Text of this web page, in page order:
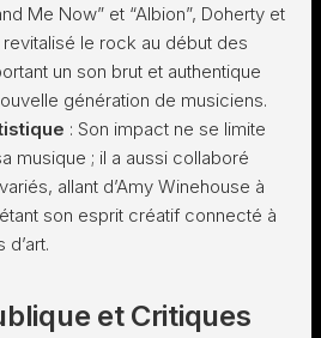
Me Now” et “Albion”, Doherty et
le rock au début des
un son brut et authentique
génération de musiciens.
: Son impact ne se limite
musique ; il a aussi collaboré
allant d’Amy Winehouse à
son esprit créatif connecté à
et Critiques